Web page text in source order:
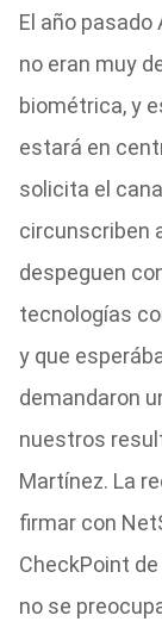
El año pasado
no eran muy
biométrica, y
estará en
solicita el
circunscriben
despeguen
tecnologías
y que
demandaron
nuestros
Martínez. La
firmar con
CheckPoint
no se